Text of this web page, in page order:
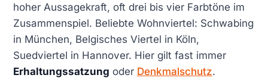
hoher Aussagekraft, oft drei bis vier Farbtöne im
Zusammenspiel. Beliebte Wohnviertel: Schwabing
in München, Belgisches Viertel in Köln,
Suedviertel in Hannover. Hier gilt fast immer
Erhaltungssatzung oder Denkmalschutz.